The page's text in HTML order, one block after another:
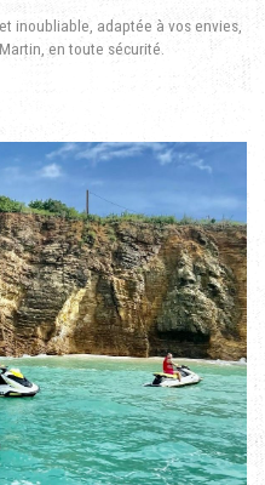
inoubliable, adaptée à vos envies,
en toute sécurité.